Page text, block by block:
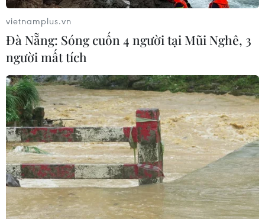
thuận khí đốt với Nga
11/04/2023 23:56
Trong cuộc đàm phán mới nhất về năng lượng với Nga,
Hungary sẽ được phép “trả chậm khoản tiền cao hơn
giới hạn đã được xác định trong trường hợp giá khí đốt
tăng đáng kể.”
vietnamplus.vn
Đà Nẵng: Sóng cuốn 4 người tại Mũi Nghê, 3
người mất tích